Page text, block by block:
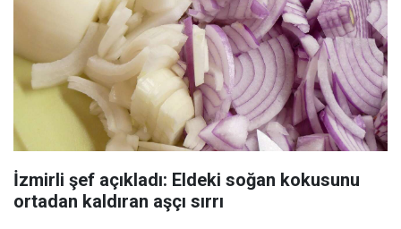
İzmirli şef açıkladı: Eldeki soğan kokusunu
ortadan kaldıran aşçı sırrı